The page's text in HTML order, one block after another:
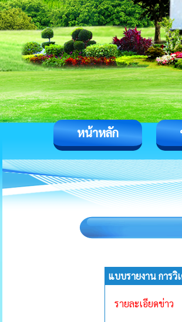
หน้าหลัก
แบบรายงาน การ
รายละเอียดข่าว